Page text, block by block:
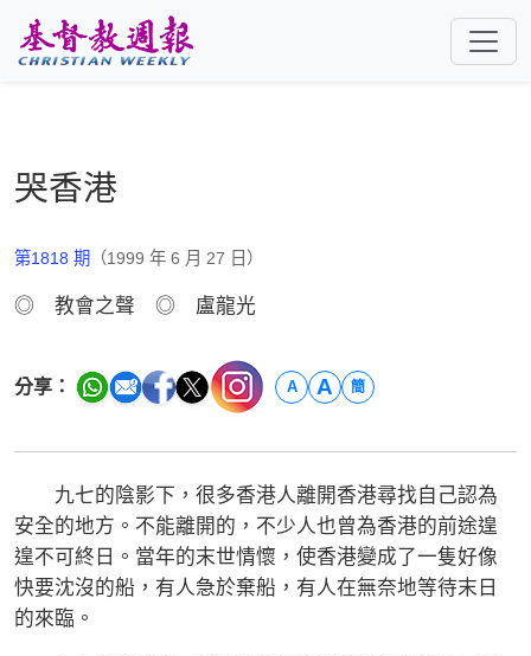
哭香港
第1818 期 （1999 年 6 月 27 日）
◎ 教會之聲 ◎ 盧龍光
分享： A A 簡
九七的陰影下，很多香港人離開香港尋找自己認為
安全的地方。不能離開的，不少人也曾為香港的前途遑
遑不可終日。當年的末世情懷，使香港變成了一隻好像
快要沈沒的船，有人急於棄船，有人在無奈地等待末日
的來臨。